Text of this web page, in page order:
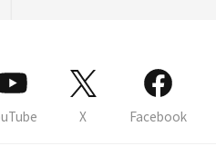
X Facebook